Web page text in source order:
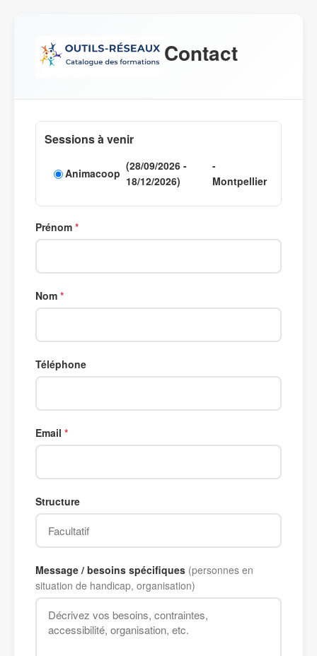
Contact
Sessions à venir
Animacoop
(28/09/2026 -
18/12/2026)
-
Montpellier
Prénom
Nom
Téléphone
Email
Structure
Message / besoins spécifiques (personnes en
situation de handicap, organisation)